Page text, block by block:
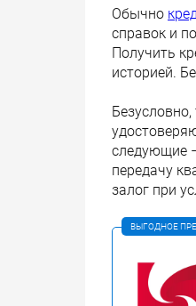
Обычно
справок и
Получить
историей.
следующие
передачу
залог при
ВЫГОДНОЕ